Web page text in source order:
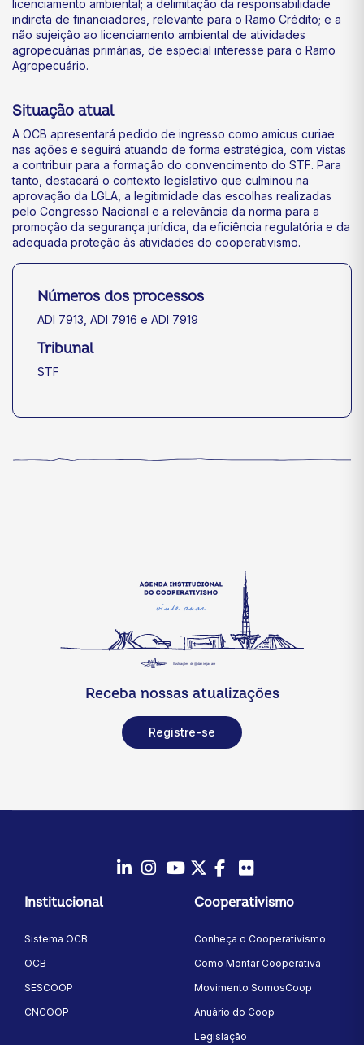
licenciamento ambiental; a delimitação da responsabilidade
indireta de financiadores, relevante para o Ramo Crédito; e a
não sujeição ao licenciamento ambiental de atividades
agropecuárias primárias, de especial interesse para o Ramo
Agropecuário.
Situação atual
A OCB apresentará pedido de ingresso como amicus curiae
nas ações e seguirá atuando de forma estratégica, com vistas
a contribuir para a formação do convencimento do STF. Para
tanto, destacará o contexto legislativo que culminou na
aprovação da LGLA, a legitimidade das escolhas realizadas
pelo Congresso Nacional e a relevância da norma para a
promoção da segurança jurídica, da eficiência regulatória e da
adequada proteção às atividades do cooperativismo.
Números dos processos
ADI 7913, ADI 7916 e ADI 7919
Tribunal
STF
Receba nossas atualizações
Registre-se
Instagram
YoutubeTwitter/X
Facebook
Institucional
Sistema OCB
OCB
SESCOOP
CNCOOP
Cooperativismo
Conheça o Cooperativismo
Como Montar Cooperativa
Movimento SomosCoop
Anuário do Coop
Legislação